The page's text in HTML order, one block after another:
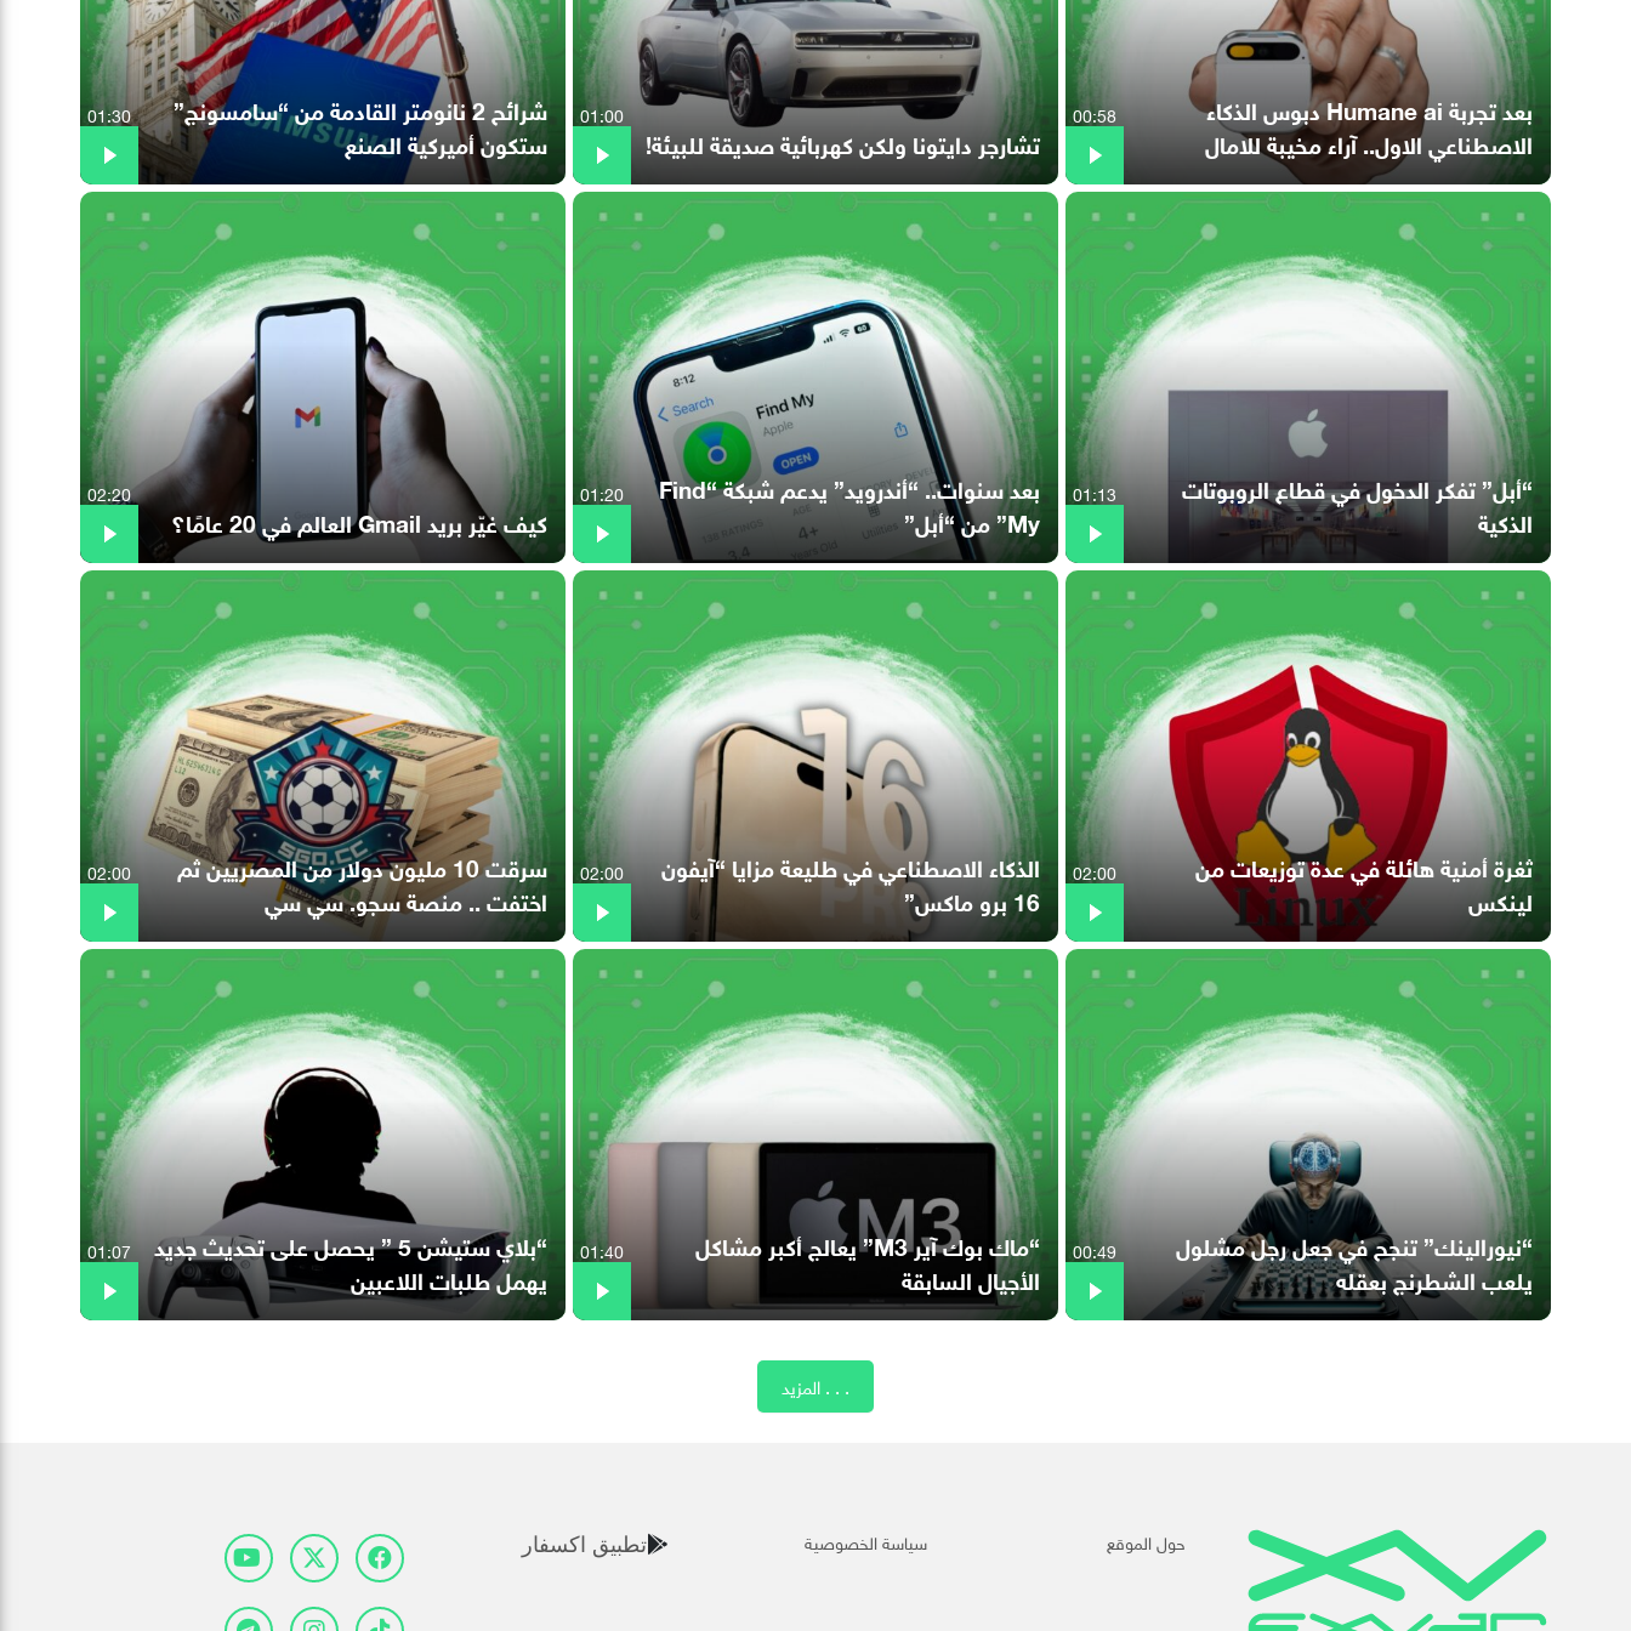
بعد تجربة Humane ai دبوس الذكاء
الاصطناعي الاول.. آراء مخيبة للامال
00:58
تشارجر دايتونا ولكن كهربائية صديقة للبيئة!
01:00
شرائح 2 نانومتر القادمة من “سامسونج”
ستكون أميركية الصنع
01:30
“أبل” تفكر الدخول في قطاع الروبوتات
الذكية
01:13
بعد سنوات.. “أندرويد” يدعم شبكة “Find
My” من “أبل”
01:20
كيف غيّر بريد Gmail العالم في 20 عامًا؟
02:20
ثغرة أمنية هائلة في عدة توزيعات من
لينكس
02:00
الذكاء الاصطناعي في طليعة مزايا “آيفون
16 برو ماكس”
02:00
سرقت 10 مليون دولار من المصريين ثم
اختفت .. منصة سجو. سي سي
02:00
“نيورالينك” تنجح في جعل رجل مشلول
يلعب الشطرنج بعقله
00:49
“ماك بوك آير M3” يعالج أكبر مشاكل
الأجيال السابقة
01:40
“بلاي ستيشن 5 ” يحصل على تحديث جديد
يهمل طلبات اللاعبين
01:07
المزيد . . .
حول الموقع سياسة الخصوصية تطبيق اكسفار